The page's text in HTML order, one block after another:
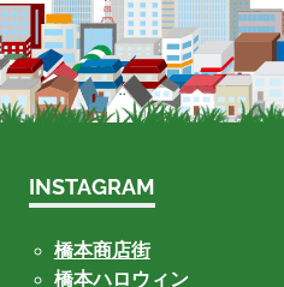
INSTAGRAM
橋本商店街
橋本ハロウィン